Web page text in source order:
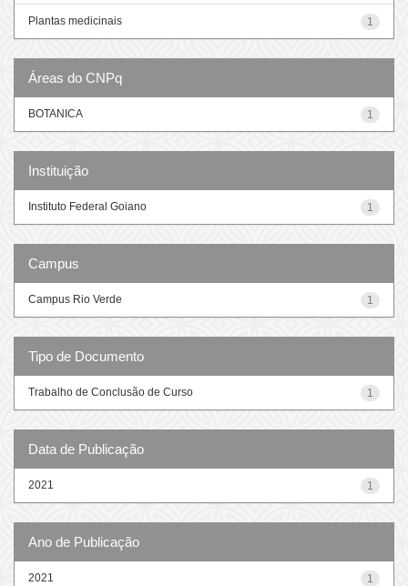
1
Plantas medicinais
Áreas do CNPq
1
BOTANICA
Instituição
1
Instituto Federal Goiano
Campus
1
Campus Rio Verde
Tipo de Documento
1
Trabalho de Conclusão de Curso
Data de Publicação
1
2021
Ano de Publicação
1
2021